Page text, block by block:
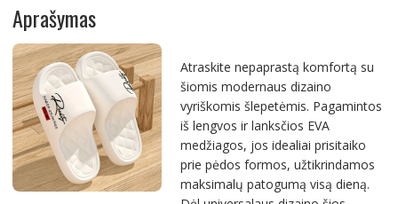
Aprašymas
Atraskite nepaprastą komfortą su
šiomis modernaus dizaino
vyriškomis šlepetėmis. Pagamintos
iš lengvos ir lanksčios EVA
medžiagos, jos idealiai prisitaiko
prie pėdos formos, užtikrindamos
maksimalų patogumą visą dieną.